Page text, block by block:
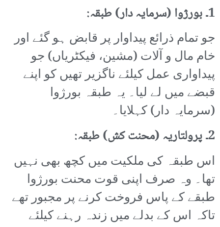
1۔ بورژوا (سرمایہ دار) طبقہ:
جو تمام ذرائع پیداوار پر قابض ہو گئے اور
خام مال و آلات (مشین، فیکٹریاں) جو
پیداواری عمل کیلئے ناگزیر تھیں کو اپنے
قبضے میں لے لیا۔ یہ طبقہ بورژوا
(سرمایہ دار) کہلایا۔
2۔ پرولتاریہ (محنت کش) طبقہ:
اس طبقہ کی ملکیت میں کچھ بھی نہیں
تھا۔ وہ صرف اپنی قوت محنت بورژوا
طبقے کے پاس فروخت کرنے پر مجبور تھے
تاکہ اس کے بدلے میں زندہ رہنے کیلئے